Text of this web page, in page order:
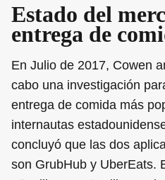
Estado del
entrega de
En Julio de 2017, Cowen
cabo una investigación
entrega de comida más
internautas
concluyó que las dos
son GrubHub y UberEats.